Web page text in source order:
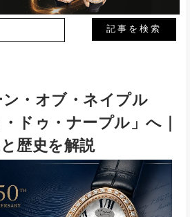
・オブ・ネイプル
ドゥ・ナープル」へ｜
歴史を解説